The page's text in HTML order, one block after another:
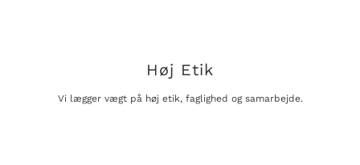
Høj Etik
Vi lægger vægt på høj etik, faglighed og samarbejde.